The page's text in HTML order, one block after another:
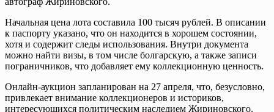
Начальная цена лота составила 100 тысяч рублей. В описании
к паспорту указано, что он находится в хорошем состоянии,
хотя и содержит следы использования. Внутри документа
можно найти визы, в том числе болгарскую, а также записи
пограничников, что добавляет ему коллекционную ценность.
Онлайн-аукцион запланирован на 27 апреля, что, безусловно,
привлекает внимание коллекционеров и историков,
интересующихся политическим наследием Жириновского.